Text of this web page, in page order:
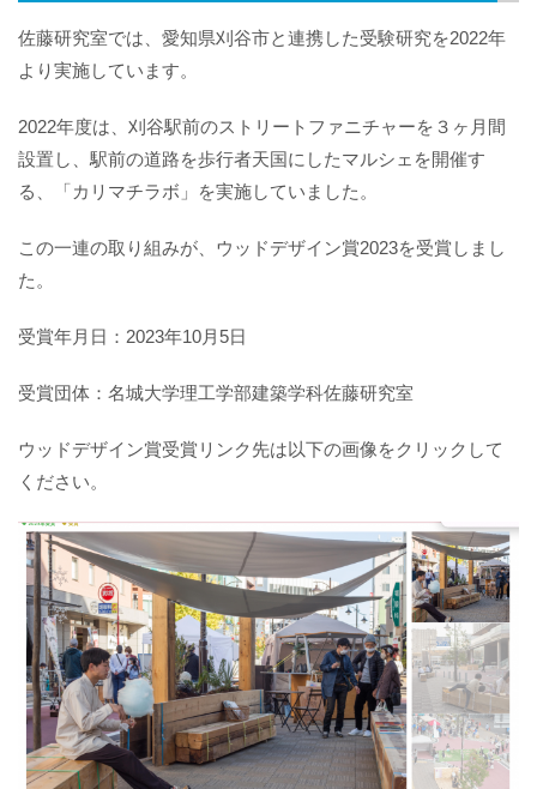
佐藤研究室では、愛知県刈谷市と連携した受験研究を2022年
より実施しています。
2022年度は、刈谷駅前のストリートファニチャーを３ヶ月間
設置し、駅前の道路を歩行者天国にしたマルシェを開催す
る、「カリマチラボ」を実施していました。
この一連の取り組みが、ウッドデザイン賞2023を受賞しまし
た。
受賞年月日：2023年10月5日
受賞団体：名城大学理工学部建築学科佐藤研究室
ウッドデザイン賞受賞リンク先は以下の画像をクリックして
ください。